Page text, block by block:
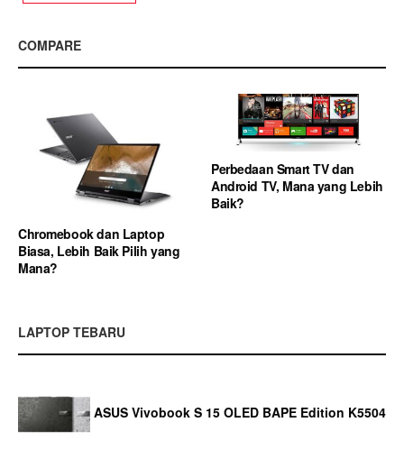
COMPARE
Chromebook dan Laptop
Biasa, Lebih Baik Pilih yang
Mana?
Perbedaan Smart TV dan
Android TV, Mana yang Lebih
Baik?
LAPTOP TEBARU
ASUS Vivobook S 15 OLED BAPE Edition K5504